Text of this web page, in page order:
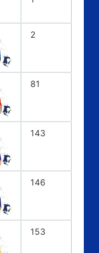
2
81
143
146
153